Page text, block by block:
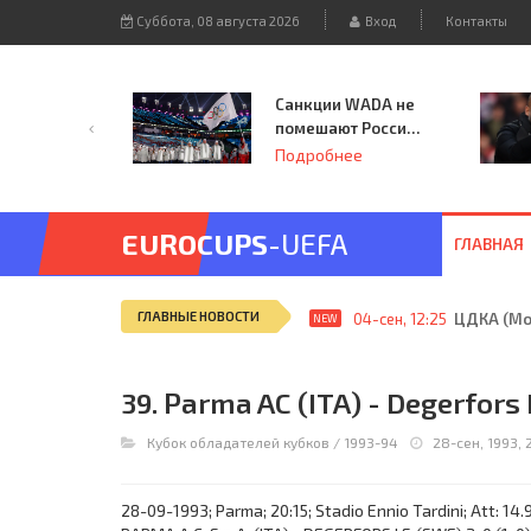
Суббота, 08 августа 2026 Вход Контакты
Санкции WADA не
помешают России
принять
Подробнее
EUROCUPS-UEFA ГЛАВНАЯ
ГЛАВНЫЕ НОВОСТИ NEW 04-сен, 12:25 ЦДКА
39. Parma AC (ITA) - Degerfors
Кубок обладателей кубков / 1993-94 28-сен, 1993,
28-09-1993; Parma; 20:15; Stadio Ennio Tardini; Att: